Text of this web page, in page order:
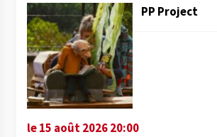
PP Project
le 15 août 2026 20:00